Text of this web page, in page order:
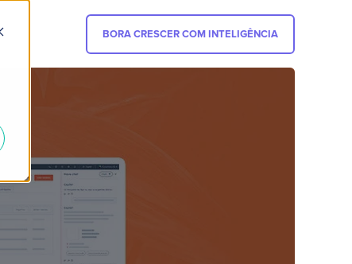
BORA CRESCER COM INTELIGÊNCIA